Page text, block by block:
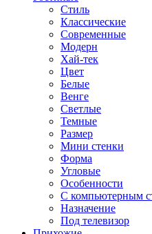
Стиль
Классические
Современные
Модерн
Хай-тек
Цвет
Белые
Венге
Светлые
Темные
Размер
Мини стенки
Форма
Угловые
Особенности
С компьютерным
Назначение
Под телевизор